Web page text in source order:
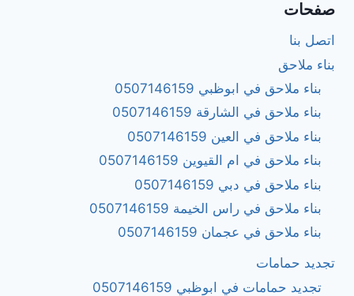
صفحات
اتصل بنا
بناء ملاحق
بناء ملاحق في ابوظبي 0507146159
بناء ملاحق في الشارقة 0507146159
بناء ملاحق في العين 0507146159
بناء ملاحق في ام القيوين 0507146159
بناء ملاحق في دبي 0507146159
بناء ملاحق في راس الخيمة 0507146159
بناء ملاحق في عجمان 0507146159
تجديد حمامات
تجديد حمامات في ابوظبي 0507146159